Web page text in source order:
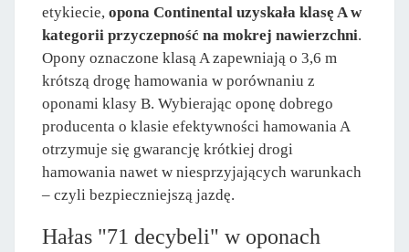
etykiecie, opona Continental uzyskała klasę A w
kategorii przyczepność na mokrej nawierzchni.
Opony oznaczone klasą A zapewniają o 3,6 m
krótszą drogę hamowania w porównaniu z
oponami klasy B. Wybierając oponę dobrego
producenta o klasie efektywności hamowania A
otrzymuje się gwarancję krótkiej drogi
hamowania nawet w niesprzyjających warunkach
– czyli bezpieczniejszą jazdę.
Hałas "71 decybeli" w oponach